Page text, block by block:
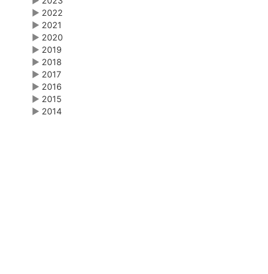
▶ 2022
▶ 2021
▶ 2020
▶ 2019
▶ 2018
▶ 2017
▶ 2016
▶ 2015
▶ 2014